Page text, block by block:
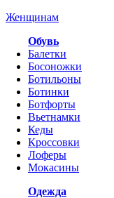
Женщинам
Обувь
Балетки
Босоножки
Ботильоны
Ботинки
Ботфорты
Вьетнамки
Кеды
Кроссовки
Лоферы
Мокасины
Одежда